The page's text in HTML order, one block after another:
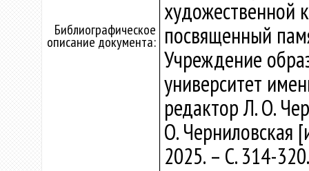
Библиографическое
описание документа:
художественной
посвященный
Учреждение
университет
редактор Л. О.
О. Черниловская
2025. – С. 314-